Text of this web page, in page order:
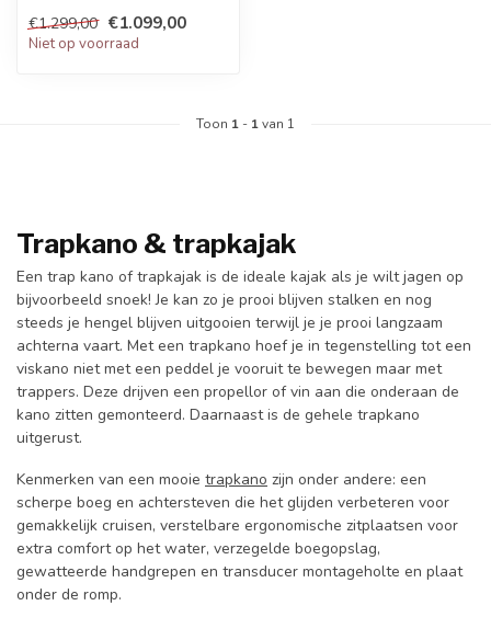
visserskaj...
€1.299,00 €1.099,00
Niet op voorraad
Toon 1 - 1van 1
Trapkano & trapkajak
Een trap kano of trapkajak is de ideale kajak als je wilt jagen op
bijvoorbeeld snoek! Je kan zo je prooi blijven stalken en nog
steeds je hengel blijven uitgooien terwijl je je prooi langzaam
achterna vaart. Met een trapkano hoef je in tegenstelling tot een
viskano niet met een peddel je vooruit te bewegen maar met
trappers. Deze drijven een propellor of vin aan die onderaan de
kano zitten gemonteerd. Daarnaast is de gehele trapkano
uitgerust.
Kenmerken van een mooie trapkano zijn onder andere: ​​een
scherpe boeg en achtersteven die het glijden verbeteren voor
gemakkelijk cruisen, verstelbare ergonomische zitplaatsen voor
extra comfort op het water, verzegelde boegopslag,
gewatteerde handgrepen en transducer montageholte en plaat
onder de romp.